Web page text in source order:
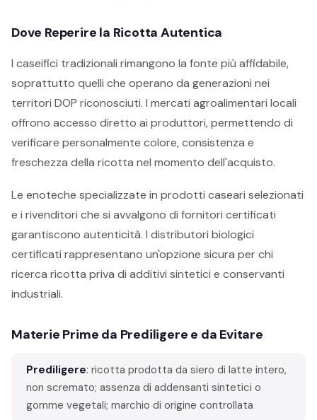
Dove Reperire la Ricotta Autentica
I caseifici tradizionali rimangono la fonte più affidabile,
soprattutto quelli che operano da generazioni nei
territori DOP riconosciuti. I mercati agroalimentari locali
offrono accesso diretto ai produttori, permettendo di
verificare personalmente colore, consistenza e
freschezza della ricotta nel momento dell'acquisto.
Le enoteche specializzate in prodotti caseari selezionati
e i rivenditori che si avvalgono di fornitori certificati
garantiscono autenticità. I distributori biologici
certificati rappresentano un'opzione sicura per chi
ricerca ricotta priva di additivi sintetici e conservanti
industriali.
Materie Prime da Prediligere e da Evitare
Prediligere: ricotta prodotta da siero di latte intero,
non scremato; assenza di addensanti sintetici o
gomme vegetali; marchio di origine controllata